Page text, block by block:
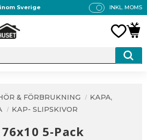
Sverige
P
A
INKL. MOMS
& FÖRBRUKNING
KAPA,
KAP- SLIPSKIVOR
5-Pack